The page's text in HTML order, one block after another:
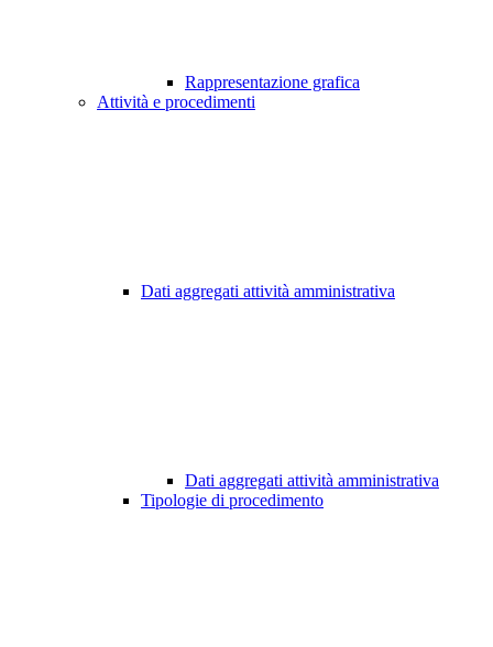
Rappresentazione grafica
Attività e procedimenti
Dati aggregati attività amministrativa
Dati aggregati attività amministrativa
Tipologie di procedimento